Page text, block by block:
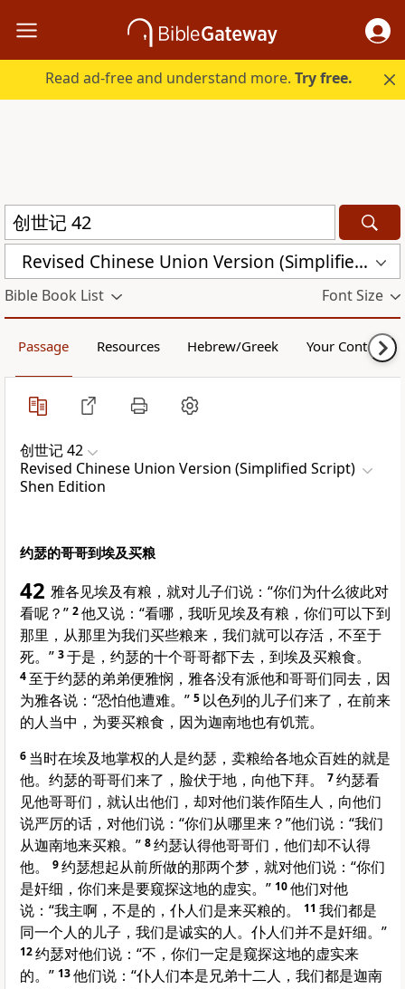
Read ad-free and understand more.Try free.
Revised Chinese Union Version (Simplified Script) Shen Edition (RCU17SS)
Bible Book List Font Size
Passage Resources Hebrew/Greek Your Content
创世记 42
Revised Chinese Union Version (Simplified Script)
Shen Edition
约瑟的哥哥到埃及买粮
42 雅各见埃及有粮，就对儿子们说：“你们为什么彼此对
看呢？” 2他又说：“看哪，我听见埃及有粮，你们可以下到
那里，从那里为我们买些粮来，我们就可以存活，不至于
死。” 3于是， 约瑟的十个哥哥都下去，到埃及买粮食。
4至于约瑟的弟弟便雅悯 ， 雅各没有派他和哥哥们同去，因
为雅各说：“恐怕他遭难。” 5 以色列的儿子们来了，在前来
的人当中，为要买粮食，因为迦南地也有饥荒。
6 当时在埃及地掌权的人是约瑟 ，卖粮给各地众百姓的就是
他。 约瑟的哥哥们来了，脸伏于地，向他下拜。 7约瑟看
见他哥哥们，就认出他们，却对他们装作陌生人，向他们
说严厉的话，对他们说：“你们从哪里来？”他们说：“我们
从迦南地来买粮。” 8约瑟认得他哥哥们，他们却不认得
他。
9约瑟想起从前所做的那两个梦，就对他们说：“你们
是奸细，你们来是要窥探这地的虚实。” 10他们对他
说：“我主啊，不是的，仆人们是来买粮的。
11 我们都是
同一个人的儿子，我们是诚实的人。仆人们并不是奸细。”
12约瑟对他们说：“不，你们一定是窥探这地的虚实来
的。” 13他们说：“仆人们本是兄弟十二人，我们都是迦南